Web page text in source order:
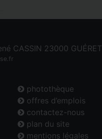
CASSIN 23000 GUÉRET
photothèque
offres d’emplois
contactez-nous
plan du site
mentions légales